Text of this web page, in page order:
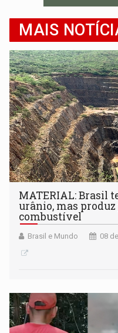
MAIS
MATERIAL: Brasil
urânio, mas
combustível
Brasil e Mundo 08